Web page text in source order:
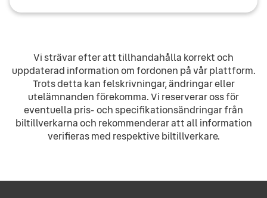
Vi strävar efter att tillhandahålla korrekt och
uppdaterad information om fordonen på vår plattform.
Trots detta kan felskrivningar, ändringar eller
utelämnanden förekomma. Vi reserverar oss för
eventuella pris- och specifikationsändringar från
biltillverkarna och rekommenderar att all information
verifieras med respektive biltillverkare.